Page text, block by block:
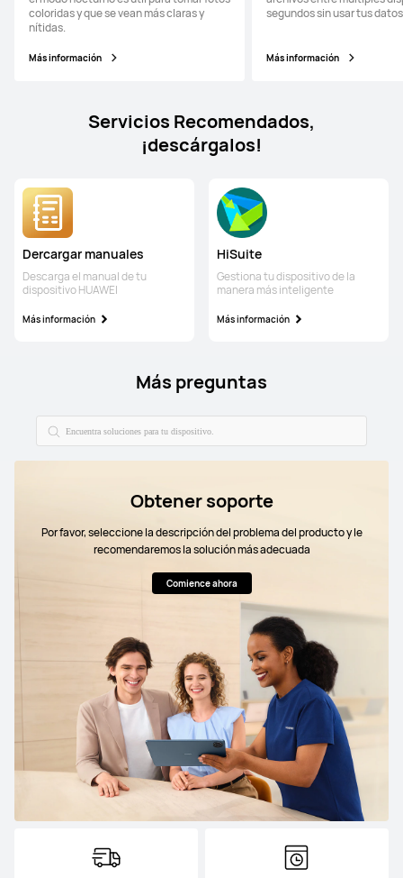
coloridas y que se vean más claras y
nítidas.
Más información
segundos sin usar tus
Más información
Servicios Recomendados,
¡descárgalos!
Dercargar manuales
Descarga el manual de tu
dispositivo HUAWEI
Más información
HiSuite
Gestiona tu dispositivo de la
manera más inteligente
Más información
Más preguntas
Obtener soporte
Por favor, seleccione la descripción del problema del producto y le
recomendaremos la solución más adecuada
Comience ahora